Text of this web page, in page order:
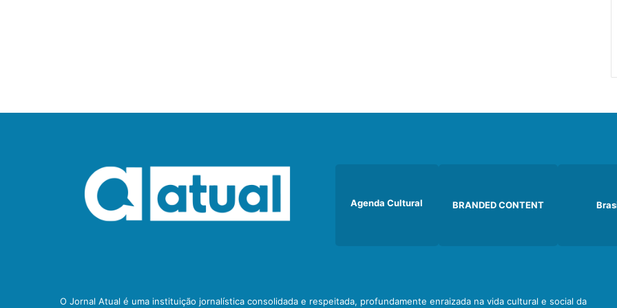
Agenda Cultural BRANDED CONTENT
O Jornal Atual é uma instituição jornalística consolidada e respeitada, profundamente enraizada na vida cultural e social da